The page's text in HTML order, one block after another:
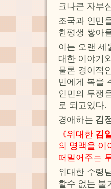
크나큰 자부
조국과 인민
한평생 쌓아
이는 오랜 세
대한 이야기
물론 경이적
민에게 복을
인민의 투쟁
로 되고있다.
경애하는 김
《위대한 김
의 명맥을 이
떠밀어주는
위대한 수령
할수 없는 불